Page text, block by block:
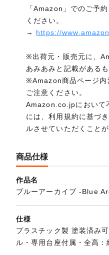
「Amazon」でのご予
ください。
→ https://
※出荷元・販売元に、
あみあみと記載がある
※Amazon商品ページ内
ご注意ください。
Amazon.co.jpにおいて
には、利用規約に基づ
ルさせていただくことが
商品仕様
作品名
ブルーアーカイブ -Blue
仕様
プラスチック製 塗装済み
ル・専用台座付属・全高